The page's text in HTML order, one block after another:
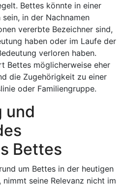
Bettes könnte in einer
in der Nachnamen
vererbte Bezeichner sind,
haben oder im Laufe der
verloren haben.
Bettes möglicherweise eher
die Zugehörigkeit zu einer
oder Familiengruppe.
und
Bettes
um Bettes in der heutigen
seine Relevanz nicht im